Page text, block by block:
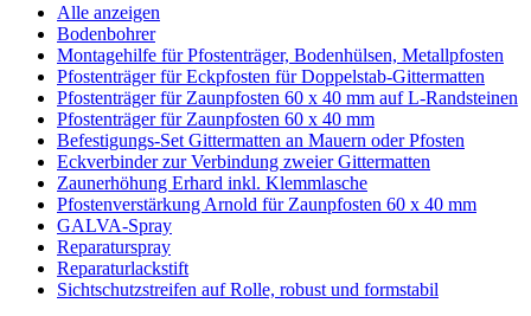
Alle anzeigen
Bodenbohrer
Montagehilfe für Pfostenträger, Bodenhülsen, Metallpfosten
Pfostenträger für Eckpfosten für Doppelstab-Gittermatten
Pfostenträger für Zaunpfosten 60 x 40 mm auf L-Randsteinen
Pfostenträger für Zaunpfosten 60 x 40 mm
Befestigungs-Set Gittermatten an Mauern oder Pfosten
Eckverbinder zur Verbindung zweier Gittermatten
Zaunerhöhung Erhard inkl. Klemmlasche
Pfostenverstärkung Arnold für Zaunpfosten 60 x 40 mm
GALVA-Spray
Reparaturspray
Reparaturlackstift
Sichtschutzstreifen auf Rolle, robust und formstabil